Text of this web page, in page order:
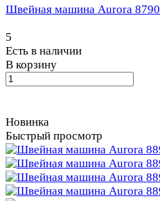
Швейная машина Aurora 8790
5
Есть в наличии
В корзину
Новинка
Быстрый просмотр